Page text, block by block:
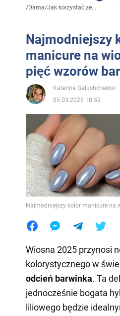
/Dama/Jak korzystać ze...
Najmodniejszy
manicure na
pięć wzorów
Katerina Galushchenko
05.03.2025 18:52
Najmodniejszy kolor manicure na
Wiosna 2025 przynosi
kolorystycznego w
odcień barwinka. Ta
jednocześnie bogata
liliowego będzie